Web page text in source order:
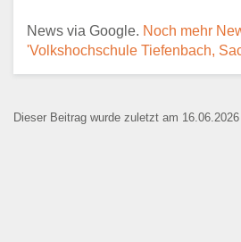
News via Google. Noch mehr
'Volkshochschule Tiefenbach,
Dieser Beitrag wurde zuletzt am